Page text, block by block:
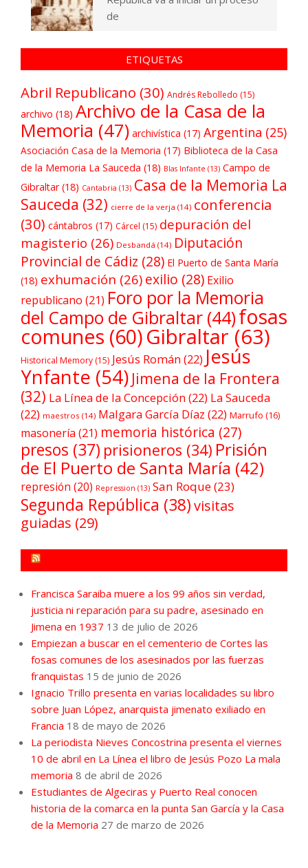
de
ETIQUETAS
Abril Republicano (30) Andrés Rebolledo (15)
archivo (18) Archivo de la Casa de la
Memoria (47) archivística (17) Argentina (25)
Asociación Casa de la Memoria (17) Biblioteca de la Casa
de la Memoria La Sauceda (18) Blas Infante (13) Campo de
Gibraltar(18) Cantabria (13) Casa de la Memoria La
Sauceda (32) cierre de la verja (14) conferencia
(30) cántabros (17) Cárcel (15) depuración del
magisterio (26) Desbandá (14) Diputación
Provincial de Cádiz (28) El Puerto de Santa María
(18) exhumación (26) exilio (28) Exilio
republicano (21) Foro por la Memoria
del Campo de Gibraltar (44)fosas
comunes (60)Gibraltar(63)
Historical Memory (15) Jesús Román(22) Jesús
Ynfante (54) Jimena de la Frontera
(32) La Línea de la Concepción(22) La Sauceda
(22) maestros (14) Malgara García Díaz (22) Marrufo (16)
masonería (21) memoria histórica (27)
presos (37) prisioneros (34) Prisión
de El Puerto de Santa María (42)
represión (20) Repression (13) San Roque(23)
Segunda República (38)visitas
guiadas (29)
Francisca Saraiba muere a los 99 años sin verdad,
justicia ni reparación para su padre, asesinado en
Jimena en 1937 13 de julio de 2026
Empiezan a buscar en el cementerio de Cortes las
fosas comunes de los asesinados por las fuerzas
franquistas 15 de junio de 2026
Ignacio Trillo presenta en varias localidades su libro
sobre Juan López, anarquista jimenato exiliado en
Francia 18 de mayo de 2026
La periodista Nieves Concostrina presenta el viernes
10 de abril en La Línea el libro de Jesús Pozo La mala
memoria 8 de abril de 2026
Estudiantes de Algeciras y Puerto Real conocen
historia de la comarca en la punta San García y la Casa
de la Memoria 27 de marzo de 2026